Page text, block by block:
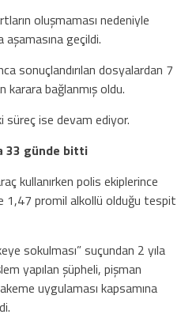
oluşmaması nedeniyle
aşamasına geçildi.
sonuçlandırılan dosyalardan 7
karara bağlanmış oldu.
süreç ise devam ediyor.
33 günde bitti
kullanırken polis ekiplerince
1,47 promil alkollü olduğu tespit
sokulması” suçundan 2 yıla
yapılan şüpheli, pişman
uygulaması kapsamına